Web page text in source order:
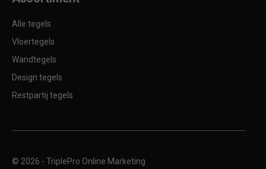
Alle tegels
Vloertegels
Wandtegels
Design tegels
Restpartij tegels
© 2026 - TriplePro Online Marketing